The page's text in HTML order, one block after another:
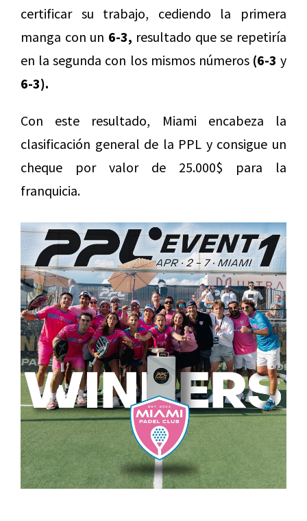
certificar su trabajo, cediendo la primera
manga con un 6-3, resultado que se repetiría
en la segunda con los mismos números (6-3 y
6-3).
Con este resultado, Miami encabeza la
clasificación general de la PPL y consigue un
cheque por valor de 25.000$ para la
franquicia.